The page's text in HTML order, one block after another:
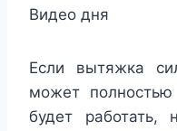
Видео дня
Если вытяжка
может
будет работать,